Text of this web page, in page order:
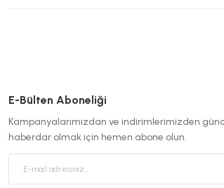
E-Bülten Aboneliği
Kampanyalarımızdan ve indirimlerimizden
haberdar olmak için hemen abone olun.